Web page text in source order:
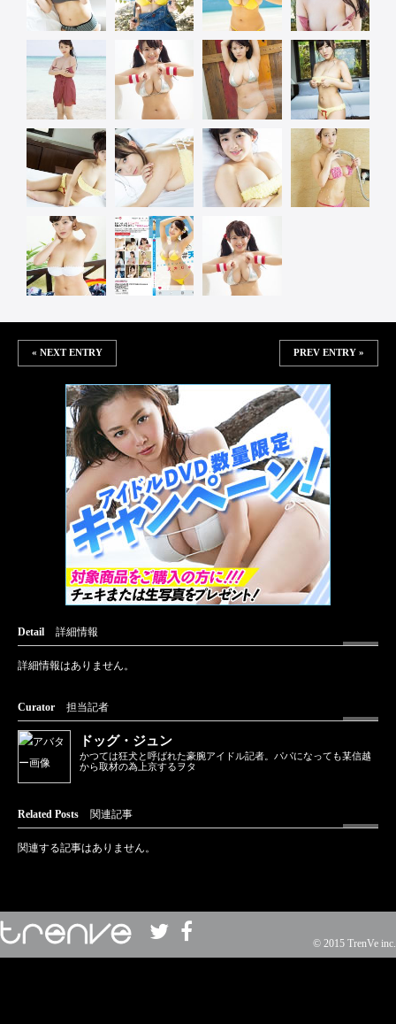
« NEXT ENTRY PREV ENTRY »
Detail 詳細情報
詳細情報はありません。
Curator 担当記者
ドッグ・ジュン
かつては狂犬と呼ばれた豪腕アイドル記者。パパになっても某信越
から取材の為上京するヲタ
Related Posts 関連記事
関連する記事はありません。
© 2015 TrenVe inc.